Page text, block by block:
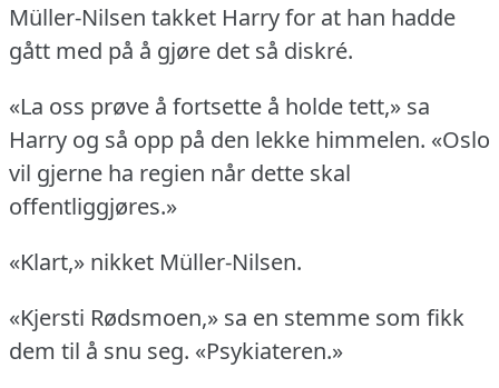
Müller-Nilsen takket Harry for at han hadde
gått med på å gjøre det så diskré.
«La oss prøve å fortsette å holde tett,» sa
Harry og så opp på den lekke himmelen. «Oslo
vil gjerne ha regien når dette skal
offentliggjøres.»
«Klart,» nikket Müller-Nilsen.
«Kjersti Rødsmoen,» sa en stemme som fikk
dem til å snu seg. «Psykiateren.»